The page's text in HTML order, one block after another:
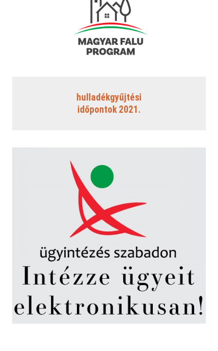
Projekt bemutatása
TOP_PLUSZ-3.1.3-23-SO1-2024-00016
Helyi Választási Bizottság
2019. évi EP választás
hulladékgyűjtési
időpontok 2021.